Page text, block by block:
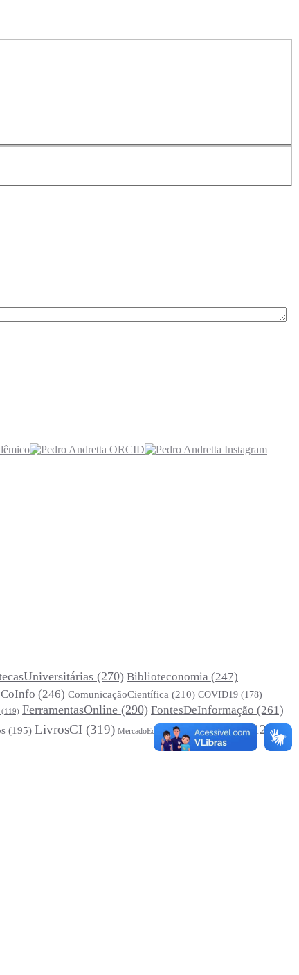
(270) Biblioteconomia (247)
CoInfo (246) ComunicaçãoCientífica (210) COVID19 (178)
(119) FerramentasOnline (290) FontesDeInformação (261)
(195) LivrosCI (319) MercadoEditorial(147) Museus(312)